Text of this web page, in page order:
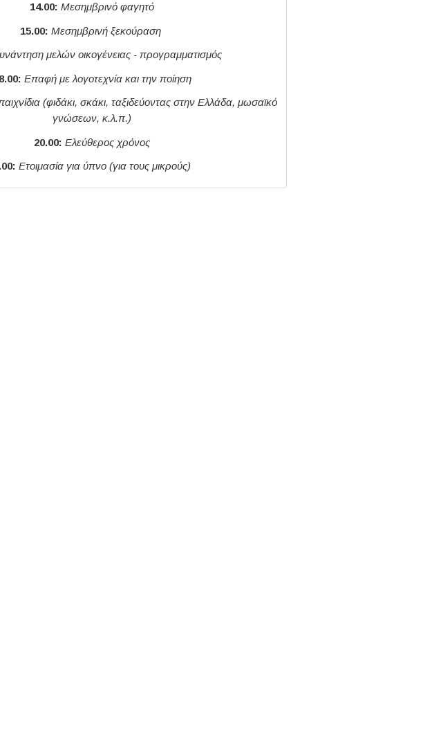
14.00: Μεσημβρινό φαγητό
15.00: Μεσημβρινή ξεκούραση
μελών οικογένειας - προγραμματισμός
Επαφή με λογοτεχνία και την ποίηση
(φιδάκι, σκάκι, ταξιδεύοντας στην Ελλάδα, μωσαϊκό
γνώσεων, κ.λ.π.)
20.00: Ελεύθερος χρόνος
Ετοιμασία για ύπνο (για τους μικρούς)